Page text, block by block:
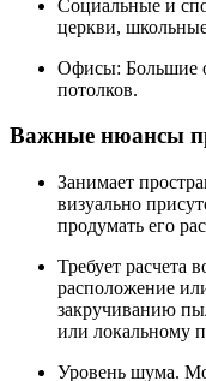
Социальные и
церкви,
Офисы: Большие
потолков.
Важные нюансы
Занимает
визуально
продумать его
Требует расчета
расположение
закручиванию
или локальному
Уровень шума.